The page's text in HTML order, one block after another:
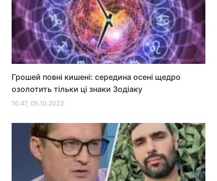
Грошей повні кишені: середина осені щедро
озолотить тільки ці знаки Зодіаку
16:47, 05.10.2023